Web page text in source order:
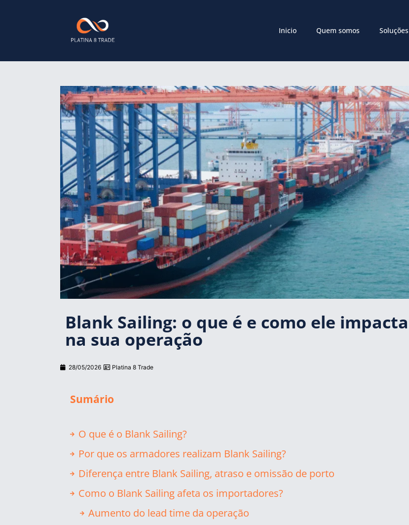
Inicio Quem somos Soluções
Blank Sailing: o que é e como ele impacta
na sua operação
28/05/2026 Platina 8 Trade
Sumário
O que é o Blank Sailing?
Por que os armadores realizam Blank Sailing?
Diferença entre Blank Sailing, atraso e omissão de porto
Como o Blank Sailing afeta os importadores?
Aumento do lead time da operação